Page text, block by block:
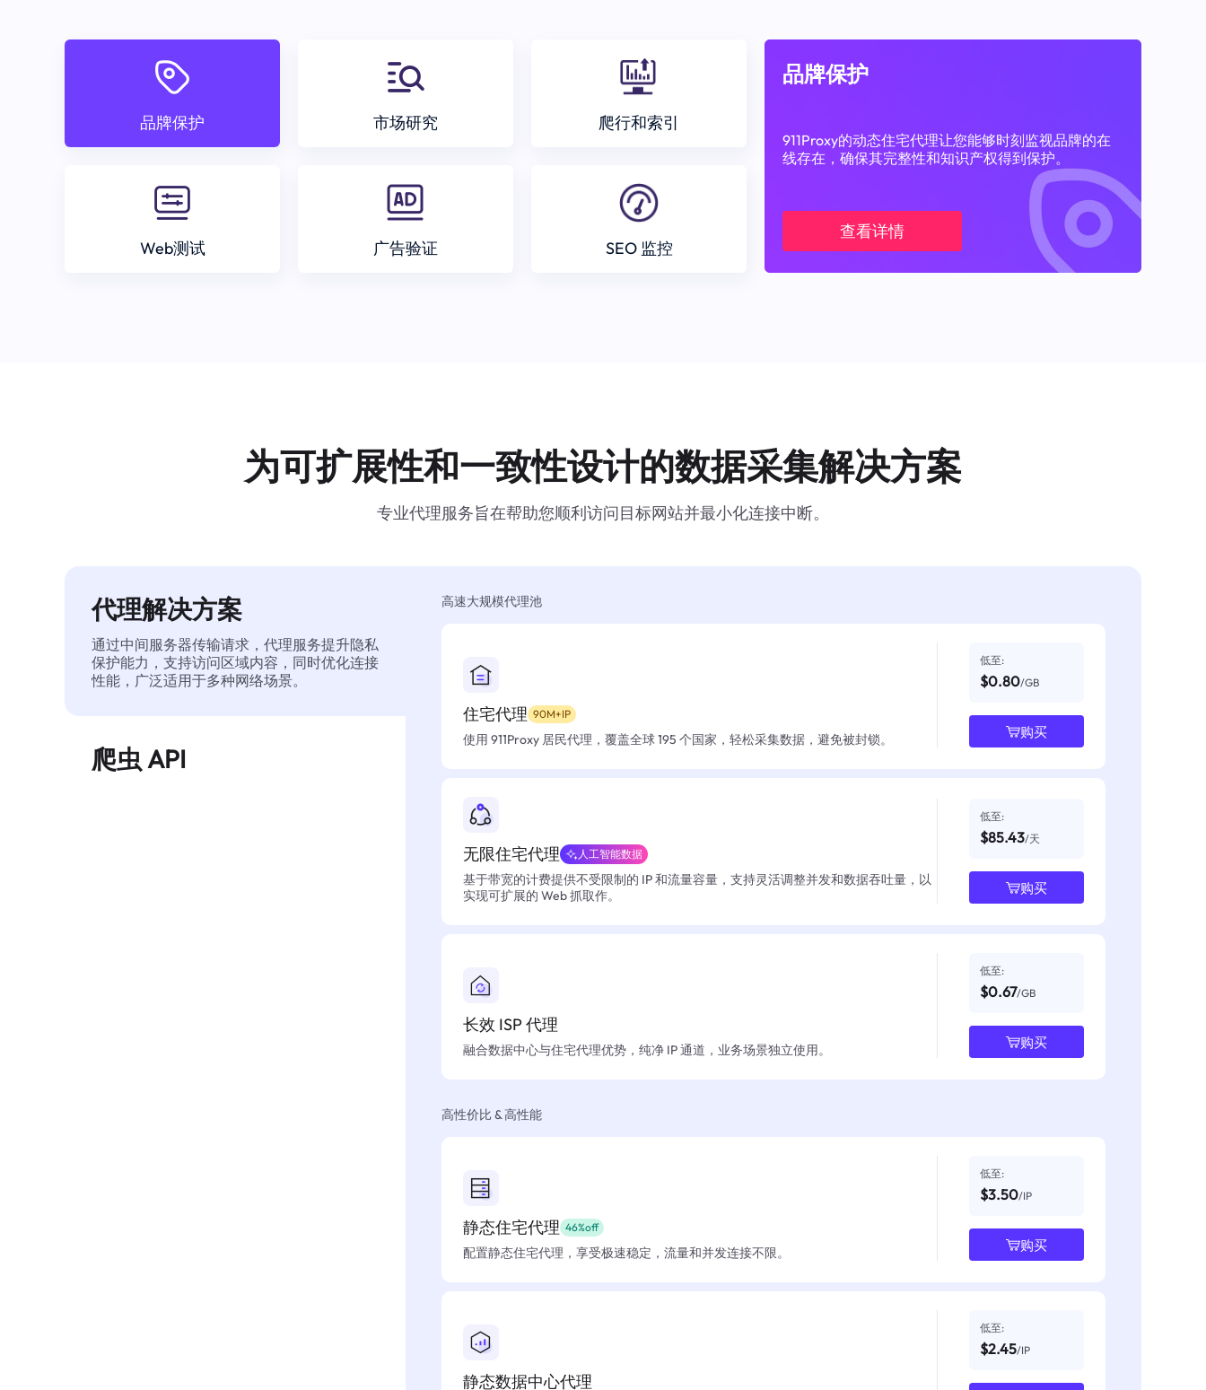
品牌保护 市场研究 爬行和索引
Web测试 广告验证 SEO 监控
品牌保护
911Proxy的动态住宅代理让您能够时刻监视品牌的在
线存在，确保其完整性和知识产权得到保护。
查看详情
为可扩展性和一致性设计的数据采集解决方案
专业代理服务旨在帮助您顺利访问目标网站并最小化连接中断。
代理解决方案
通过中间服务器传输请求，代理服务提升隐私
保护能力，支持访问区域内容，同时优化连接
性能，广泛适用于多种网络场景。
爬虫 API
高速大规模代理池
住宅代理 90M+IP
使用 911Proxy 居民代理，覆盖全球 195 个国家，轻松采集数据，避免被封锁。
低至:
$0.80/GB
购买
无限住宅代理 人工智能数据
基于带宽的计费提供不受限制的 IP 和流量容量，支持灵活调整并发和数据吞吐量，以
实现可扩展的 Web 抓取作。
低至:
$85.43/天
购买
长效 ISP 代理
融合数据中心与住宅代理优势，纯净 IP 通道，业务场景独立使用。
低至:
$0.67/GB
购买
高性价比 & 高性能
静态住宅代理 46%off
配置静态住宅代理，享受极速稳定，流量和并发连接不限。
低至:
$3.50/IP
购买
静态数据中心代理
低至:
$2.45/IP